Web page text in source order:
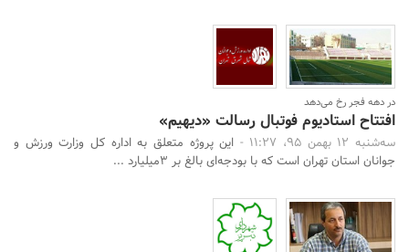
در دهه فجر رخ می‌دهد
افتتاح استادیوم فوتبال رسالت «دیهیم»
سه‌شنبه 12 بهمن 95، 11:27 -
این پروژه متعلق به اداره کل وزارت ورزش و
جوانان استان تهران است که با بودجه‌ای بالغ بر 3میلیارد ...